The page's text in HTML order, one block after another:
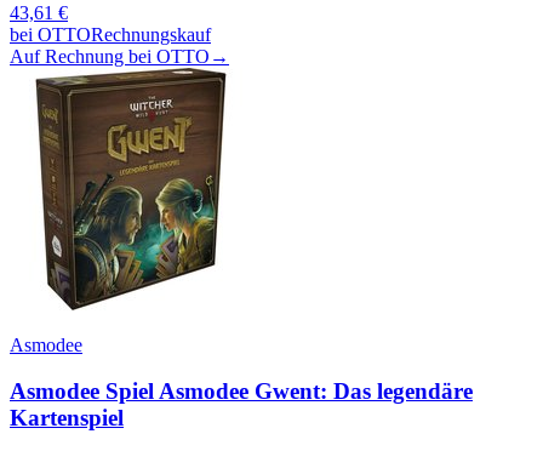
43,61 €
bei OTTORechnungskauf
Auf Rechnung bei OTTO →
Asmodee
Asmodee Spiel Asmodee Gwent: Das legendäre
Kartenspiel